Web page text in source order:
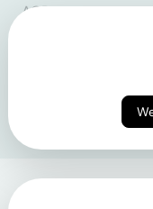
AGB